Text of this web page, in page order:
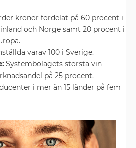
kronor fördelat på 60 procent i
och Norge samt 20 procent i
varav 100 i Sverige.
Systembolagets största vin­
på 25 procent.
i mer än 15 länder på fem